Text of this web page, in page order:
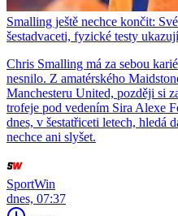
Smalling ještě nechce končit:
šestadvaceti, fyzické testy
Chris Smalling má za sebou
nesnilo. Z amatérského
Manchesteru United, později si
trofeje pod vedením Sira Alexe
dnes, v šestatřiceti letech, hledá
nechce ani slyšet.
SportWin
dnes, 07:37